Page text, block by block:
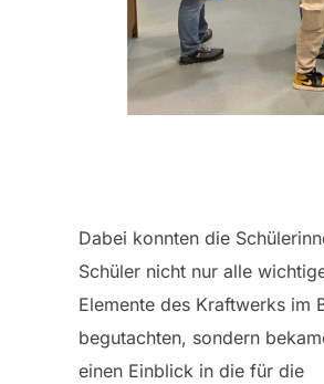
Dabei konnten die
Schüler nicht nur alle
Elemente des Kraftwerks im
begutachten, sondern
einen Einblick in die für die